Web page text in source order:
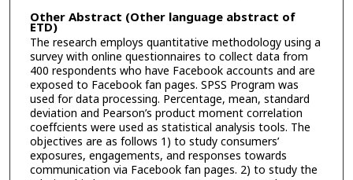
Other Abstract (Other language abstract of
ETD)
The research employs quantitative methodology using a
survey with online questionnaires to collect data from
400 respondents who have Facebook accounts and are
exposed to Facebook fan pages. SPSS Program was
used for data processing. Percentage, mean, standard
deviation and Pearson’s product moment correlation
coeffcients were used as statistical analysis tools. The
objectives are as follows 1) to study consumers’
exposures, engagements, and responses towards
communication via Facebook fan pages. 2) to study the